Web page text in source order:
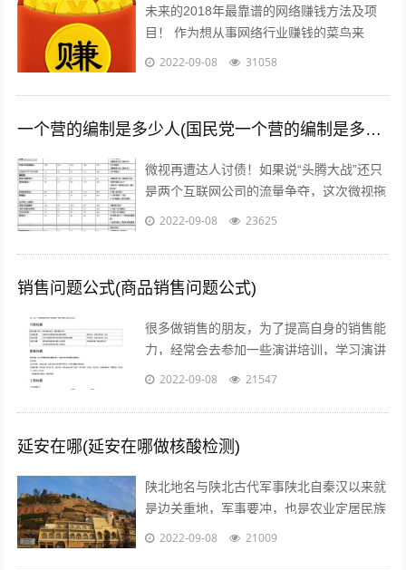
未来的2018年最靠谱的网络赚钱方法及项
目！ 作为想从事网络行业赚钱的菜鸟来
说，那些打字、注册发帖、打码、挂机、时
2022-09-08 31058
一个营的编制是多少人(国民党一个营的编制是多少人)
微视再遭达人讨债！如果说“头腾大战”还只
是两个互联网公司的流量争夺，这次微视拖
欠达人补贴额的行为，无疑是雪上加霜，让
2022-09-08 23625
销售问题公式(商品销售问题公式)
很多做销售的朋友，为了提高自身的销售能
力，经常会去参加一些演讲培训，学习演讲
能力，训练自己的执行力，树立强大销售自
2022-09-08 21547
延安在哪(延安在哪做核酸检测)
陕北地名与陕北古代军事陕北自秦汉以来就
是边关重地，军事要冲，也是农业定居民族
与游牧民族互相争夺的要地。历代统治者为
2022-09-08 21009